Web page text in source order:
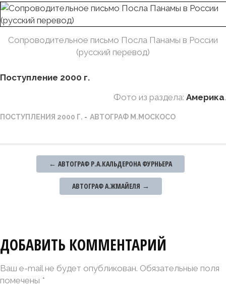
Сопроводительное письмо Посла Панамы в России
(русский перевод)
Поступление 2000 г.
Фото из раздела: Америка.
ПОСТУПЛЕНИЯ 2000 Г. АВТОГРАФ М.МОСКОСО
navigation
← АВТОГРАФ Р.А.КАЛЬДЕРОНА ФУРНЬЕРА
АВТОГРАФ А.ЖМАЙЕЛЯ →
ДОБАВИТЬ КОММЕНТАРИЙ
Ваш e-mail не будет опубликован. Обязательные поля
помечены *